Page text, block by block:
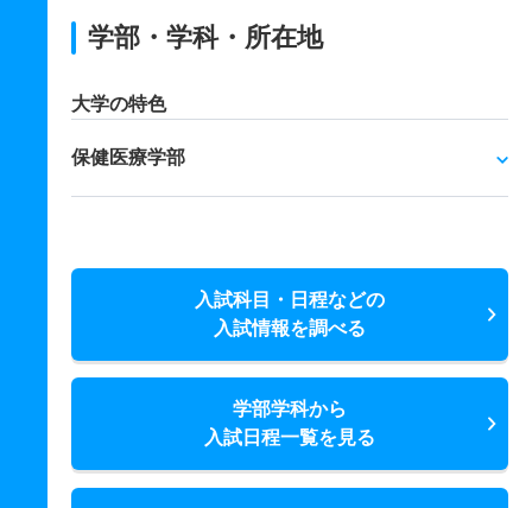
学部・学科・所在地
大学の特色
保健医療学部
入試科目・日程などの
入試情報を調べる
学部学科から
入試日程一覧を見る